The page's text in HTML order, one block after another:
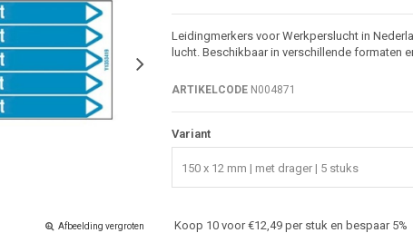
Afbeelding vergroten
Leidingmerkers voor Werkperslucht in
lucht. Beschikbaar in verschillende formaten
ARTIKELCODEN004871
Variant
150 x 12 mm | met drager | 5 stuks
Koop 10 voor €12,49 per stuk en bespaar 5%